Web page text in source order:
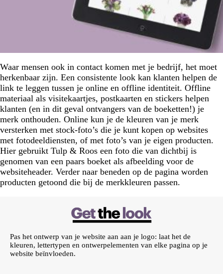
Waar mensen ook in contact komen met je bedrijf, het moet
herkenbaar zijn. Een consistente look kan klanten helpen de
link te leggen tussen je online en offline identiteit. Offline
materiaal als visitekaartjes, postkaarten en stickers helpen
klanten (en in dit geval ontvangers van de boeketten!) je
merk onthouden. Online kun je de kleuren van je merk
versterken met stock-foto’s die je kunt kopen op websites
met fotodeeldiensten, of met foto’s van je eigen producten.
Hier gebruikt Tulp & Roos een foto die van dichtbij is
genomen van een paars boeket als afbeelding voor de
websiteheader. Verder naar beneden op de pagina worden
producten getoond die bij de merkkleuren passen.
Pas het ontwerp van je website aan aan je logo: laat het de
kleuren, lettertypen en ontwerpelementen van elke pagina op je
website beïnvloeden.